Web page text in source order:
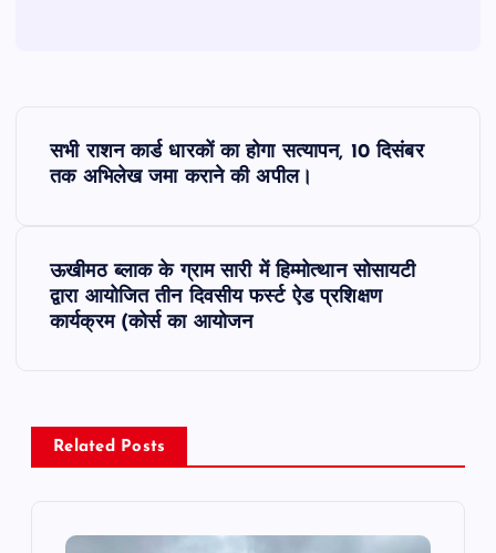
v
सभी राशन कार्ड धारकों का होगा सत्यापन, 10 दिसंबर
तक अभिलेख जमा कराने की अपील।
ऊखीमठ ब्लाक के ग्राम सारी में हिम्मोत्थान सोसायटी
द्वारा आयोजित तीन दिवसीय फर्स्ट ऐड प्रशिक्षण
कार्यक्रम (कोर्स का आयोजन
Related Posts